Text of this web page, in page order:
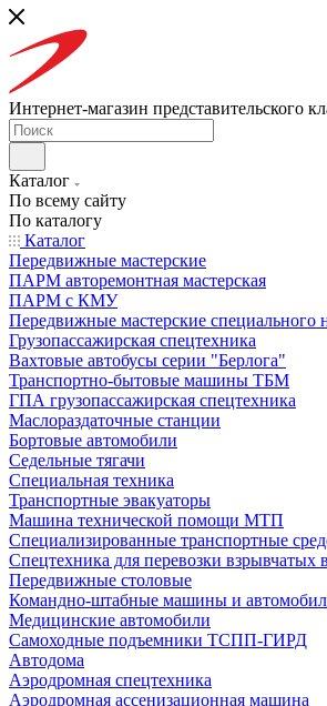
Интернет-магазин представительского
Каталог
По всему сайту
По каталогу
Каталог
Передвижные мастерские
ПАРМ авторемонтная мастерская
ПАРМ с КМУ
Передвижные мастерские специального
Грузопассажирская спецтехника
Вахтовые автобусы серии "Берлога"
Транспортно-бытовые машины ТБМ
ГПА грузопассажирская спецтехника
Маслораздаточные станции
Бортовые автомобили
Седельные тягачи
Специальная техника
Транспортные эвакуаторы
Машина технической помощи МТП
Специализированные транспортные
Спецтехника для перевозки взрывчатых
Передвижные столовые
Командно-штабные машины и
Медицинские автомобили
Самоходные подъемники ТСПП-ГИРД
Автодома
Аэродромная спецтехника
Аэродромная ассенизационная машина